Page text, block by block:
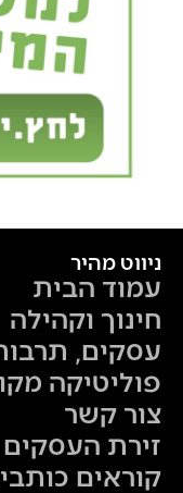
ניווט מהיר
עמוד הבית
חינוך וקהילה
עסקים,
פוליטיקה
צור קשר
זירת העסקים
קוראים